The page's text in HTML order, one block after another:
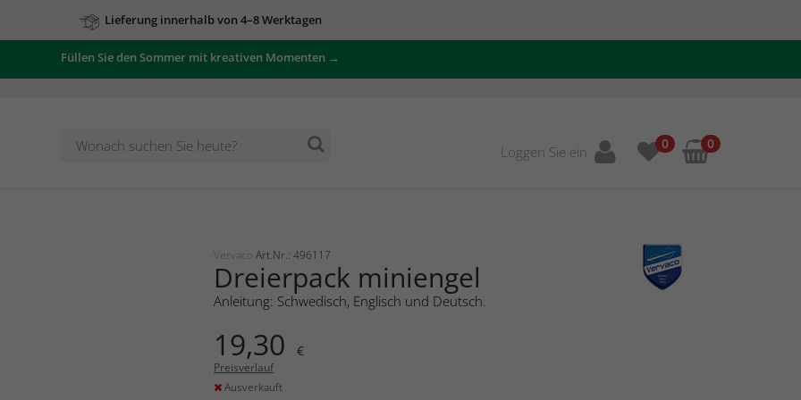
Lieferung innerhalb von 4–8 Werktagen
Füllen Sie den Sommer mit kreativen Momenten →
Loggen Sie ein 0 0
Vervaco Art.Nr.: 496117
Dreierpack miniengel
Anleitung: Schwedisch, Englisch und Deutsch.
19,30 €
Preisverlauf
Ausverkauft